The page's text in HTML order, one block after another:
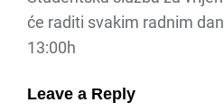
će raditi svakim radnim
13:00h
Leave a Reply